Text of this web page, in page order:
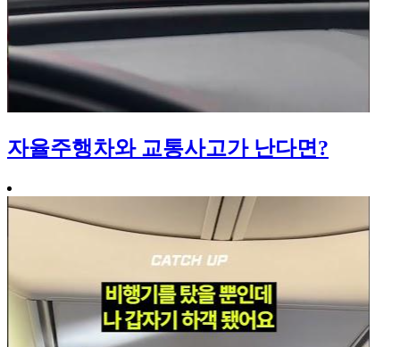
자율주행차와 교통사고가 난다면?